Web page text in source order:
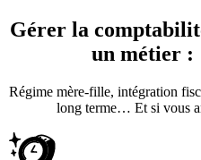
Gérer la
un métier :
Régime mère-fille, intégration
long terme… Et si vous